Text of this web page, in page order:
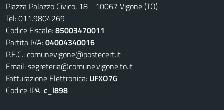
Piazza Palazzo Civico, 18 - 10067 Vigone (TO)
Tel:011.9804269
Codice Fiscale:85003470011
Partita IVA:04004340016
P.E.C.:comunevigone@postecert.it
Email:segreteria@comune.vigone.to.it
Fatturazione Elettronica: UFXO7G
Codice IPA:c_l898